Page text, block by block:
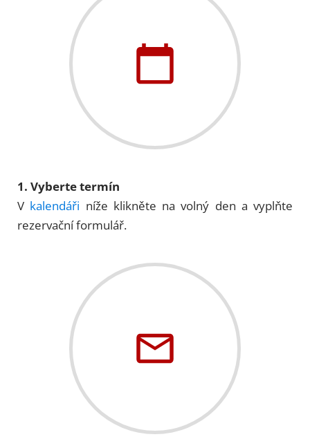
1. Vyberte termín
V kalendáři níže klikněte na volný den a vyplňte
rezervační formulář.